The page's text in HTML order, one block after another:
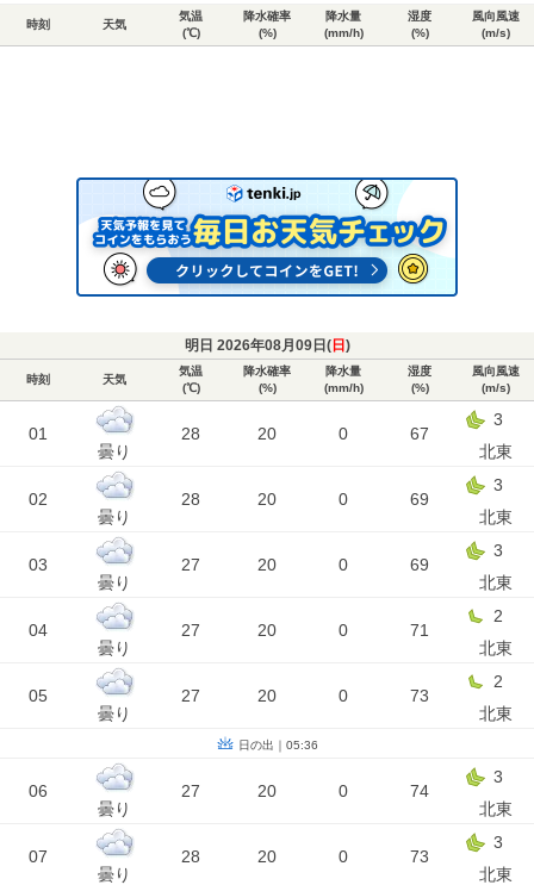
時刻 天気
気温
(℃)
降水確率
(%)
降水量
(mm/h)
湿度
(%)
風向風速
(m/s)
明日 2026年08月09日(日 )
時刻 天気
気温
(℃)
降水確率
(%)
降水量
(mm/h)
湿度
(%)
風向風速
(m/s)
01
曇り
28 20 0 67
3
北東
02
曇り
28 20 0 69
3
北東
03
曇り
27 20 0 69
3
北東
04
曇り
27 20 0 71
2
北東
05
曇り
27 20 0 73
2
北東
日の出｜05:36
06
曇り
27 20 0 74
3
北東
07
曇り
28 20 0 73
3
北東